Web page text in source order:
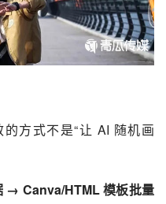
方式不是“让 AI 随机画
→ Canva/HTML 模板批量